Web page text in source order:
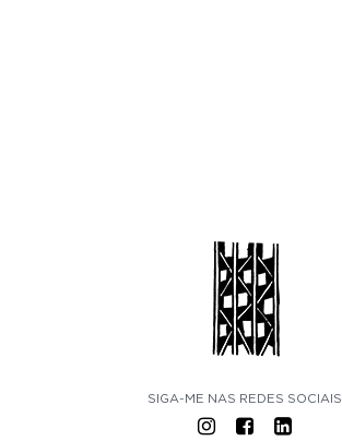
SIGA-ME NAS REDES SOCIAIS